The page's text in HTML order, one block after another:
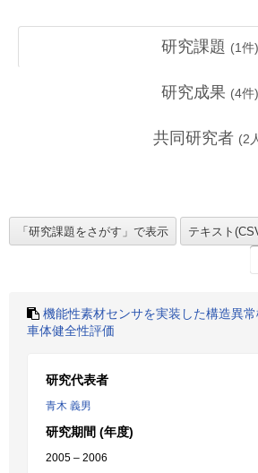
研究課題 (1件)
研究成果 (4件)
共同研究者 (2
機能性素材センサを実装した構造異
車体健全性評価
研究代表者
青木 義男
研究期間 (年度)
2005 – 2006